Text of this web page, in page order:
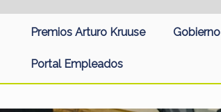
Premios Arturo Kruuse Gobierno
Portal Empleados